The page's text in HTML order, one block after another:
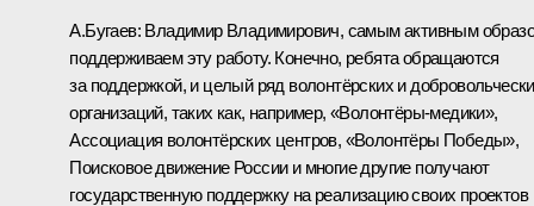
А.Бугаев: Владимир Владимирович, самым активным
поддерживаем эту работу. Конечно, ребята обращаются
за поддержкой, и целый ряд волонтёрских и
организаций, таких как, например, «Волонтёры-медики»,
Ассоциация волонтёрских центров, «Волонтёры Победы»,
Поисковое движение России и многие другие получают
государственную поддержку на реализацию своих проектов